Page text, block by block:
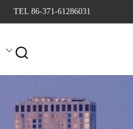
TEL 86-371-61286031
